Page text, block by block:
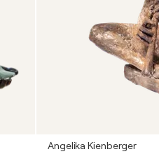
Angelika Kienberger